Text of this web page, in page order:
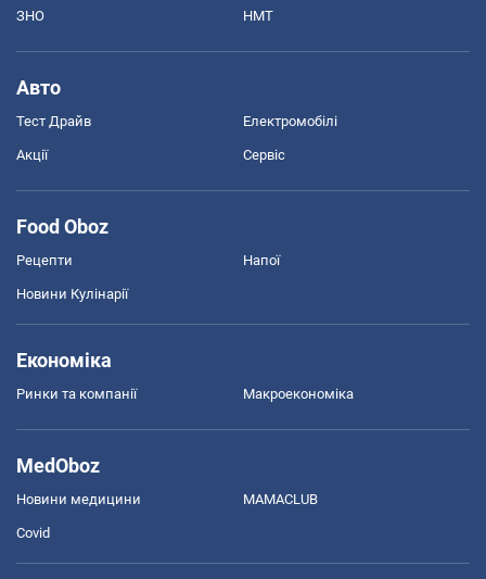
ЗНО НМТ
Авто
Тест Драйв Електромобілі
Акції Сервіс
Food Oboz
Рецепти Напої
Новини Кулінарії
Економіка
Ринки та компанії Макроекономіка
MedOboz
Новини медицини MAMACLUB
Covid